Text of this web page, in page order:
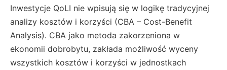
Inwestycje QoLI nie wpisują się w logikę tradycyjnej
analizy kosztów i korzyści (CBA – Cost-Benefit
Analysis). CBA jako metoda zakorzeniona w
ekonomii dobrobytu, zakłada możliwość wyceny
wszystkich kosztów i korzyści w jednostkach